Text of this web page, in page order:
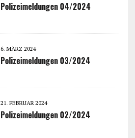
Polizeimeldungen 04/2024
6. MÄRZ 2024
Polizeimeldungen 03/2024
21. FEBRUAR 2024
Polizeimeldungen 02/2024